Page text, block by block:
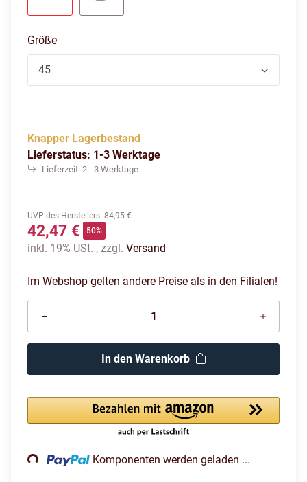
Größe
45
Knapper Lagerbestand
Lieferstatus: 1-3 Werktage
Lieferzeit: 2 - 3 Werktage
UVP des Herstellers: 84,95 €
42,47 € 50%
inkl. 19% USt. , zzgl. Versand
Im Webshop gelten andere Preise als in den Filialen!
In den Warenkorb
Loading... Komponenten werden geladen ...